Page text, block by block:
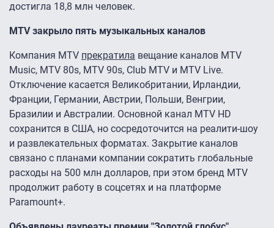
достигла 18,8 млн человек.
MTV закрыло пять музыкальных каналов
Компания MTV прекратила вещание каналов MTV
Music, MTV 80s, MTV 90s, Club MTV и MTV Live.
Отключение касается Великобритании, Ирландии,
Франции, Германии, Австрии, Польши, Венгрии,
Бразилии и Австралии. Основной канал MTV HD
сохранится в США, но сосредоточится на реалити-шоу
и развлекательных форматах. Закрытие каналов
связано с планами компании сократить глобальные
расходы на 500 млн долларов, при этом бренд MTV
продолжит работу в соцсетях и на платформе
Paramount+.